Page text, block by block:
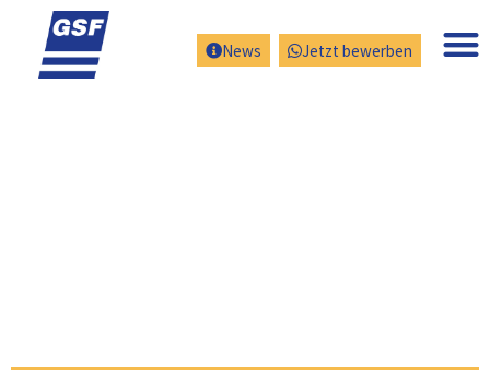
News Jetzt bewerben